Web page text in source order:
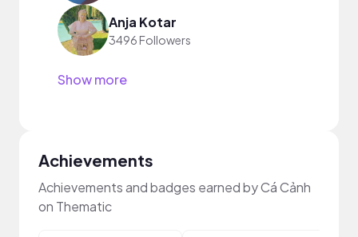
Anja Kotar
3496 Followers
Show more
Achievements
Achievements and badges earned by Cá Cảnh
on Thematic